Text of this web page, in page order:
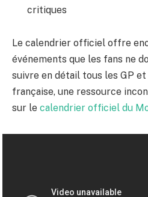
critiques
Le calendrier officiel offre
événements que les fans ne
suivre en détail tous les GP
française, une ressource
sur le calendrier officiel du